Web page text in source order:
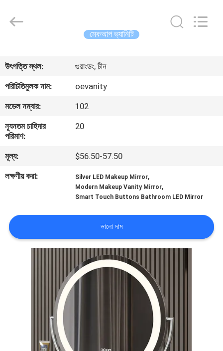
পণ্য
VR
প্রদর্শন
সম্পর্কে
কারখানা
Furniture
মেকআপ ভ্যানিটি
উৎপত্তি স্থল:
গুয়াংডং, চীন
পরিচিতিমুলক নাম:
oevanity
মডেল নম্বার:
102
ন্যূনতম চাহিদার
পরিমাণ:
20
মূল্য:
$56.50-57.50
লক্ষণীয় করা:
Silver LED Makeup Mirror,
Modern Makeup Vanity Mirror,
Smart Touch Buttons Bathroom LED Mirror
ভালো দাম